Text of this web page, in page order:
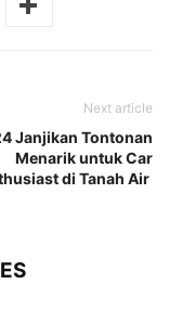
Next article
Janjikan Tontonan
Menarik untuk Car
di Tanah Air